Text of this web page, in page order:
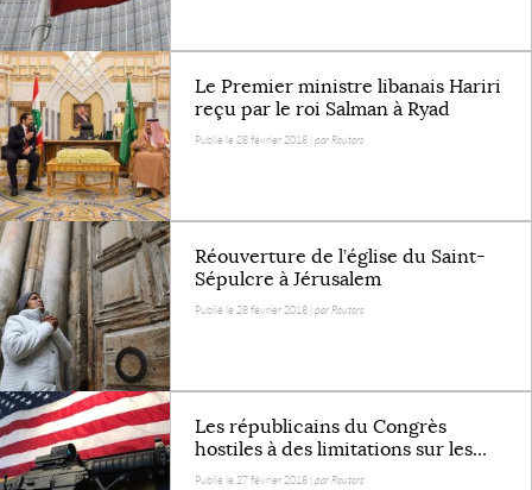
Le Premier ministre libanais Hariri
reçu par le roi Salman à Ryad
Publié le 28 février 2018 |par Reuters
Réouverture de l’église du Saint-
Sépulcre à Jérusalem
Publié le 28 février 2018 |par Reuters
Les républicains du Congrès
hostiles à des limitations sur les...
Publié le 27 février 2018 |par Reuters